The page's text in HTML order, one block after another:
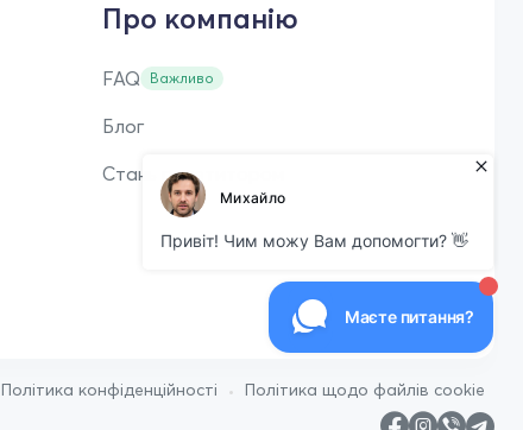
Про компанію
FAQ Важливо
Блог
Стань репетитором
Політика конфіденційності • Політика щодо файлів cookie